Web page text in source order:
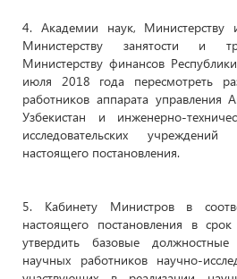
4. Академии наук, Министерству
Министерству занятости и
Министерству финансов
июля 2018 года пересмотреть
работников аппарата управления
Узбекистан и инженерно-
исследовательских
настоящего постановления.
5. Кабинету Министров в
настоящего постановления в
утвердить базовые
научных работников научно-